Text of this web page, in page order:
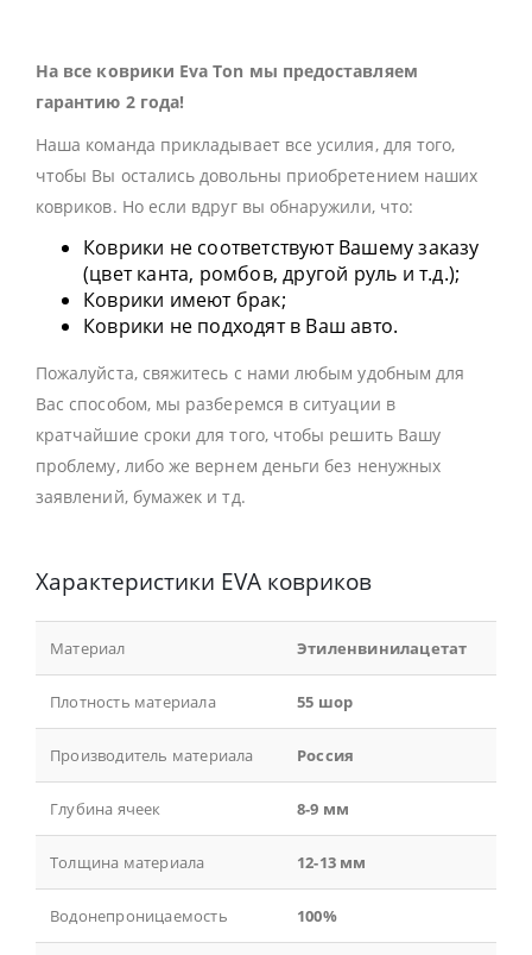
На все коврики Eva Ton мы предоставляем
гарантию 2 года!
Наша команда прикладывает все усилия, для того,
чтобы Вы остались довольны приобретением наших
ковриков. Но если вдруг вы обнаружили, что:
Коврики не соответствуют Вашему заказу
(цвет канта, ромбов, другой руль и т.д.);
Коврики имеют брак;
Коврики не подходят в Ваш авто.
Пожалуйста, свяжитесь с нами любым удобным для
Вас способом, мы разберемся в ситуации в
кратчайшие сроки для того, чтобы решить Вашу
проблему, либо же вернем деньги без ненужных
заявлений, бумажек и тд.
Характеристики EVA ковриков
Материал Этиленвинилацетат
Плотность материала 55 шор
Производитель материала Россия
Глубина ячеек 8-9 мм
Толщина материала 12-13 мм
Водонепроницаемость 100%